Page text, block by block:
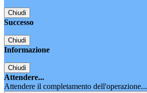
Chiudi
Successo
Chiudi
Informazione
Chiudi
Attendere...
Attendere il completamento dell'operazione...